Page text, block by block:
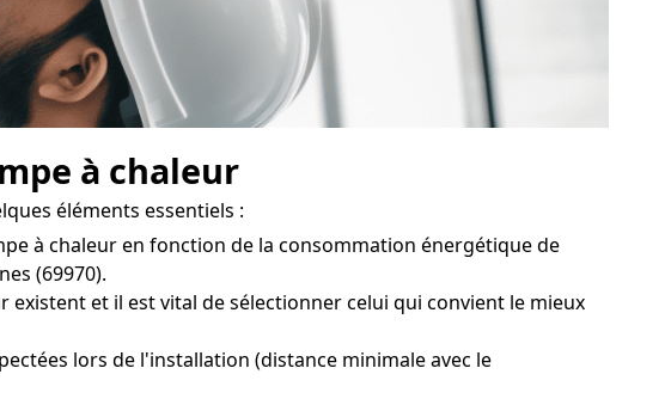
à chaleur
éléments essentiels :
à chaleur en fonction de la consommation énergétique de
(69970).
et il est vital de sélectionner celui qui convient le mieux
lors de l'installation (distance minimale avec le